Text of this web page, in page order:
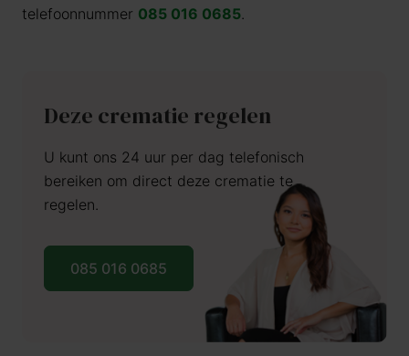
telefoonnummer 085 016 0685.
Deze crematie regelen
U kunt ons 24 uur per dag telefonisch
bereiken om direct deze crematie te
regelen.
085 016 0685